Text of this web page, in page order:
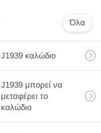
Όλα
J1939 καλώδιο
J1939 μπορεί να
μεταφέρει το
καλώδιο